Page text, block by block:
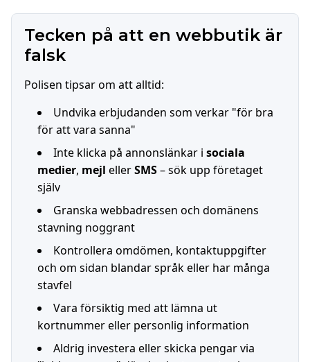
Tecken på att en webbutik är
falsk
Polisen tipsar om att alltid:
Undvika erbjudanden som verkar "för bra
för att vara sanna"
Inte klicka på annonslänkar i sociala
medier, mejl ellerSMS– sök upp företaget
själv
Granska webbadressen och domänens
stavning noggrant
Kontrollera omdömen, kontaktuppgifter
och om sidan blandar språk eller har många
stavfel
Vara försiktig med att lämna ut
kortnummer eller personlig information
Aldrig investera eller skicka pengar via